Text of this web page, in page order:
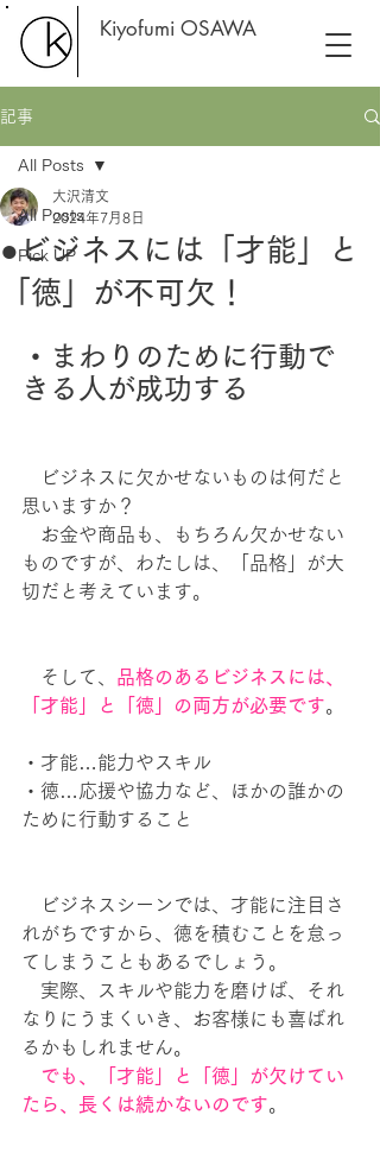
Kiyofumi OSAWA
記事
All Posts
Pick UP
All Posts
●ビジネスには「才能」と
「徳」が不可欠！
大沢清文
2024年7月8日
・まわりのために行動で
きる人が成功する
ビジネスに欠かせないものは何だと
思いますか？
お金や商品も、もちろん欠かせない
ものですが、わたしは、「品格」が大
切だと考えています。
そして、 品格のあるビジネスには、
「才能」と「徳」の両方が必要です。
・才能…能力やスキル
・徳…応援や協力など、ほかの誰かの
ために行動すること
ビジネスシーンでは、才能に注目さ
れがちですから、徳を積むことを怠っ
てしまうこともあるでしょう。
実際、スキルや能力を磨けば、それ
なりにうまくいき、お客様にも喜ばれ
るかもしれません。
でも、「才能」と「徳」が欠けてい
たら、長くは続かないのです。